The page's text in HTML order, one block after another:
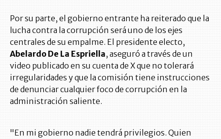
Por su parte, el gobierno entrante ha reiterado que la
lucha contra la corrupción será uno de los ejes
centrales de su empalme. El presidente electo,
Abelardo De La Espriella, aseguró a través de un
video publicado en su cuenta de X que no tolerará
irregularidades y que la comisión tiene instrucciones
de denunciar cualquier foco de corrupción en la
administración saliente.
"En mi gobierno nadie tendrá privilegios. Quien